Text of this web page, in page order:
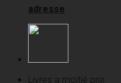
adresse
Livres a moitié prix